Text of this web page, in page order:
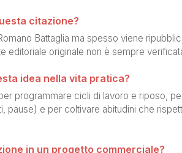
citazione?
Battaglia ma spesso viene
editoriale originale non è sempre
idea nella vita pratica?
programmare cicli di lavoro e riposo,
pause) e per coltivare abitudini che
in un progetto commerciale?